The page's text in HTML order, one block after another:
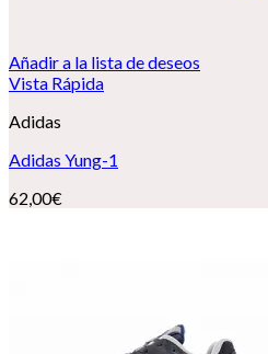
Añadir a la lista de deseos
Vista Rápida
Adidas
Adidas Yung-1
62,00€